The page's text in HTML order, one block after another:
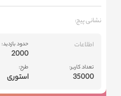
نشانی پیج:
اطلاعات
تعداد کاربر:
35000
حدود بازدید:
2000
طرح:
استوری